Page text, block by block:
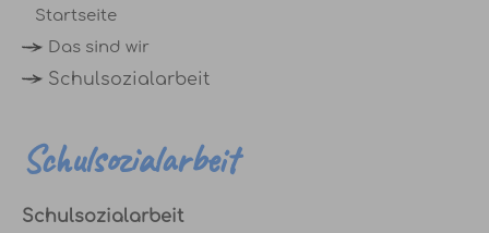
Startseite
Das sind wir
Schulsozialarbeit
Schulsozialarbeit
Schulsozialarbeit